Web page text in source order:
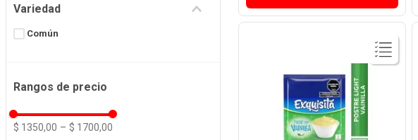
Variedad
Común
Rangos de precio
$ 1350,00 – $ 1700,00
Ver Producto